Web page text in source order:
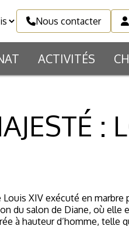
Nous contacter
ACTIVITÉS
:
XIV exécuté en marbre
du salon de Diane, où
à hauteur d’homme, telle